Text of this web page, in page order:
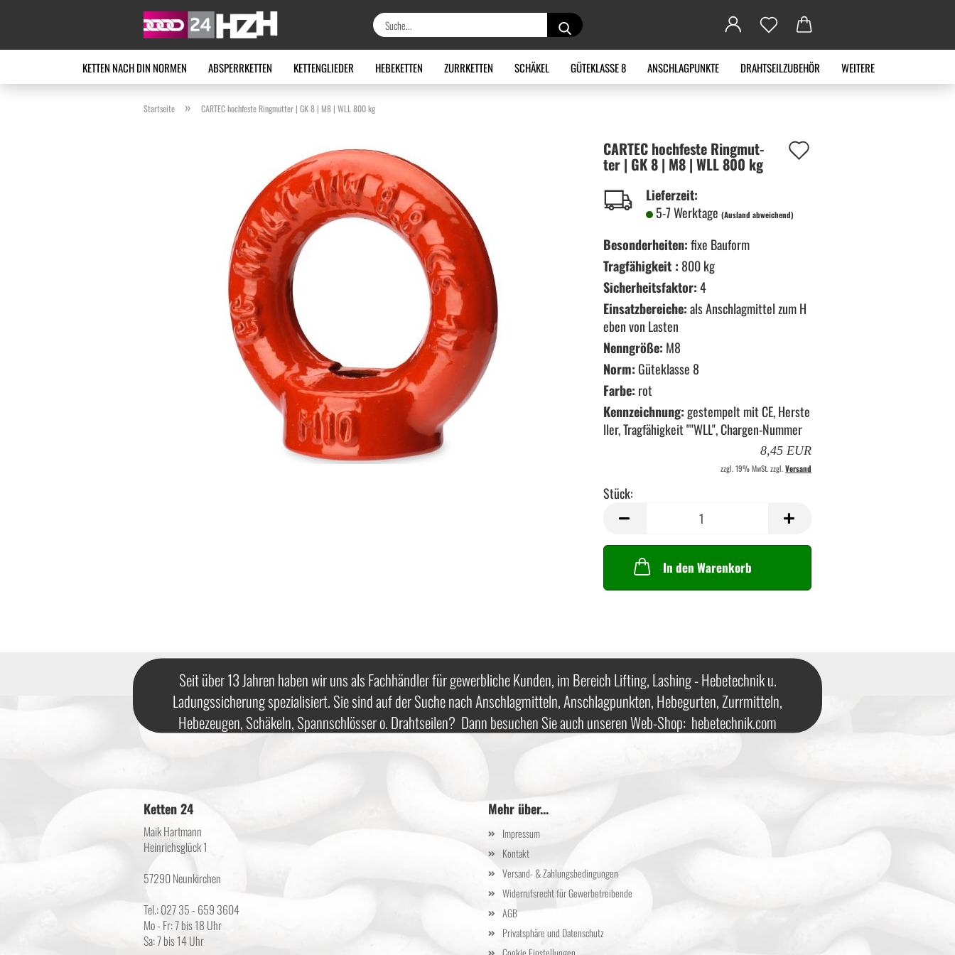
Suche...
KETTEN NACH DIN NORMEN ABSPERRKETTEN KETTENGLIEDER HEBEKETTEN ZURRKETTEN SCHÄKEL GÜTEKLASSE 8 ANSCHLAGPUNKTE DRAHTSEILZUBEHÖR WEITERE
Startseite » CARTEC hochfeste Ringmutter | GK 8 | M8 | WLL 800 kg
CAR­TEC hoch­fes­te Ring­mut­
ter | GK 8 | M8 | WLL 800 kg
Lieferzeit:
5-7 Werktage (Ausland abweichend)
Besonderheiten:fixe Bauform
Tragfähigkeit : 800 kg
Sicherheitsfaktor:4
Einsatzbereiche:als Anschlagmittel zum H
eben von Lasten
Nenngröße: M8
Norm:Güteklasse 8
Farbe: rot
Kennzeichnung:gestempelt mit CE, Herste
ller, Tragfähigkeit ""WLL", Chargen-Nummer
8,45 EUR
zzgl. 19% MwSt. zzgl.Versand
Stück:
Stück
In den Warenkorb
Seit über 13 Jahren haben wir uns als Fachhändler für gewerbliche Kunden, im Bereich Lifting, Lashing - Hebetechnik u.
Ladungssicherung spezialisiert. Sie sind auf der Suche nach Anschlagmitteln, Anschlagpunkten, Hebegurten, Zurrmitteln,
Hebezeugen, Schäkeln, Spannschlösser o. Drahtseilen? Dann besuchen Sie auch unseren Web-Shop: hebetechnik.com
Ketten 24
Maik Hartmann
Heinrichsglück 1
57290 Neunkirchen
Tel.: 027 35 - 659 3604
Mo - Fr: 7 bis 18 Uhr
Sa: 7 bis 14 Uhr
Mehr über...
Impressum
Kontakt
Versand- & Zahlungsbedingungen
Widerrufsrecht für Gewerbetreibende
AGB
Privatsphäre und Datenschutz